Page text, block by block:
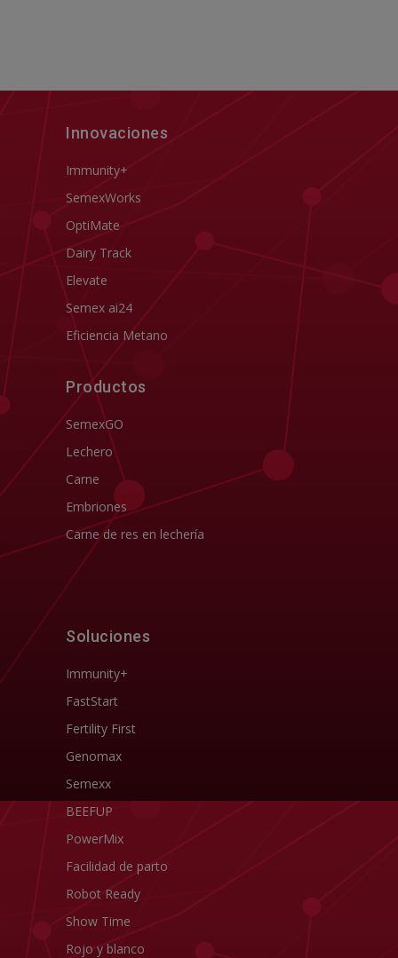
Innovaciones
Immunity+
SemexWorks
OptiMate
Dairy Track
Elevate
Semex ai24
Eficiencia Metano
Productos
SemexGO
Lechero
Carne
Embriones
Carne de res en lechería
Soluciones
Immunity+
FastStart
Fertility First
Genomax
Semexx
BEEFUP
PowerMix
Facilidad de parto
Robot Ready
Show Time
Rojo y blanco